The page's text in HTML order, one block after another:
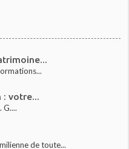
: votre...
G....
de toute...